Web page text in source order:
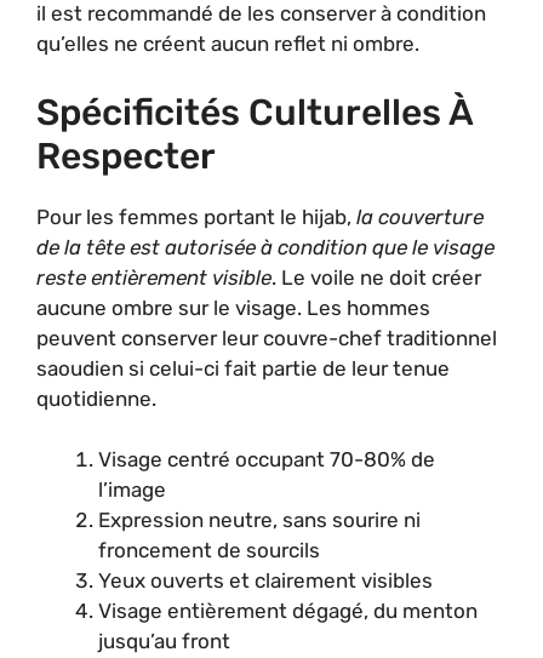
il est recommandé de les conserver à condition
qu’elles ne créent aucun reflet ni ombre.
Spécificités Culturelles À
Respecter
Pour les femmes portant le hijab, la couverture
de la tête est autorisée à condition que le visage
reste entièrement visible. Le voile ne doit créer
aucune ombre sur le visage. Les hommes
peuvent conserver leur couvre-chef traditionnel
saoudien si celui-ci fait partie de leur tenue
quotidienne.
Visage centré occupant 70-80% de
l’image
Expression neutre, sans sourire ni
froncement de sourcils
Yeux ouverts et clairement visibles
Visage entièrement dégagé, du menton
jusqu’au front